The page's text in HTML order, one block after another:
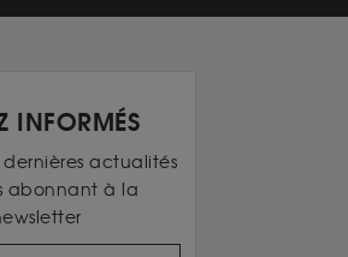
INFORMÉS
dernières actualités
abonnant à la